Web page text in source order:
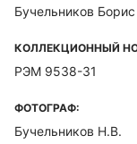
Бучельников
КОЛЛЕКЦИОННЫЙ
РЭМ 9538-31
ФОТОГРАФ:
Бучельников Н.В.